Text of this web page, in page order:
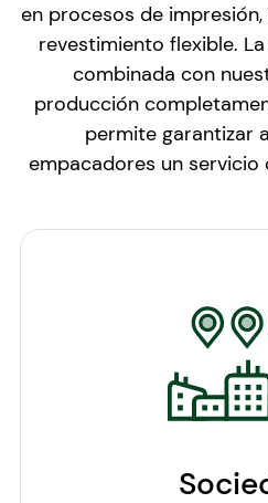
en procesos de
revestimiento flexible.
combinada con
producción
permite garantizar
empacadores un